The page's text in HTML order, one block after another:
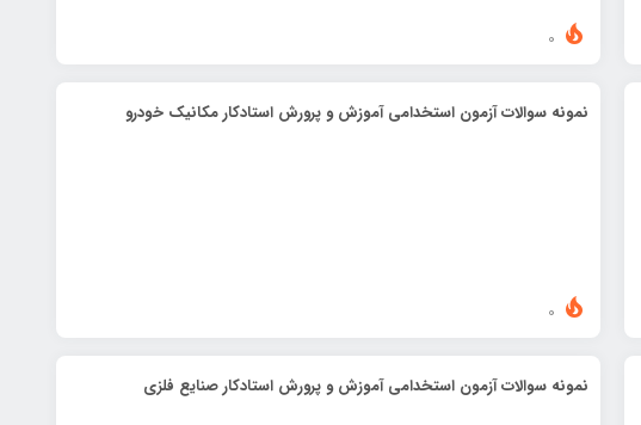
نمونه سوالات آزمون استخدامی آموزش و پرورش استادکار مکانیک خودرو
نمونه سوالات آزمون استخدامی آموزش و پرورش استادکار صنایع فلزی